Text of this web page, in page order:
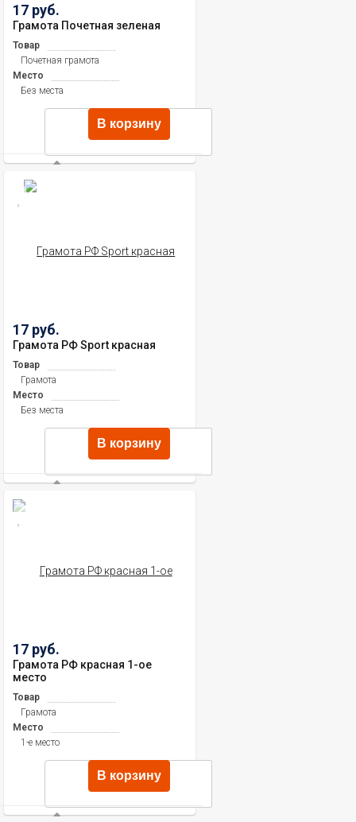
17 руб.
Грамота Почетная зеленая
Товар
Почетная грамота
Место
Без места
В корзину
17 руб.
Грамота РФ Sport красная
Товар
Грамота
Место
Без места
В корзину
17 руб.
Грамота РФ красная 1-ое
место
Товар
Грамота
Место
1-е место
В корзину